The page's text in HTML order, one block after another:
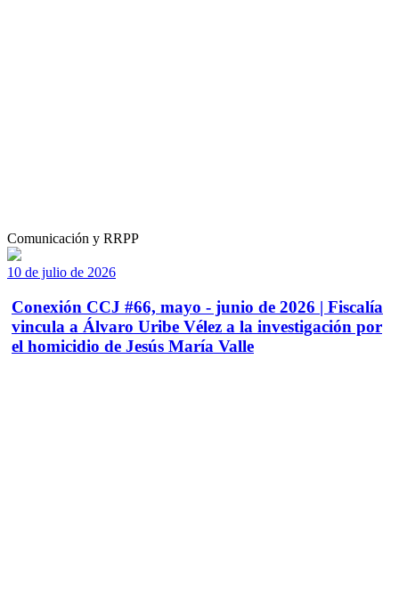
Comunicación y RRPP
10 de julio de 2026
Conexión CCJ #66, mayo - junio de 2026 | Fiscalía
vincula a Álvaro Uribe Vélez a la investigación por
el homicidio de Jesús María Valle